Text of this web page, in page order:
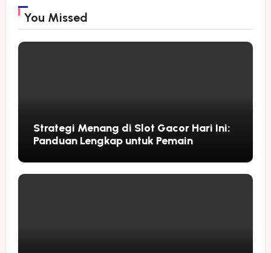
You Missed
Strategi Menang di Slot Gacor Hari Ini:
Panduan Lengkap untuk Pemain